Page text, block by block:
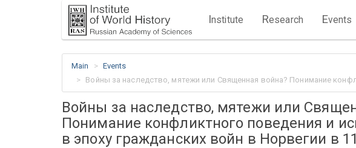
Institute Research Events
Main
Events
Войны за наследство, мятежи или Священная война? Понимание
Войны за наследство, мятежи или
Понимание конфликтного поведения и
в эпоху гражданских войн в Норвегии в